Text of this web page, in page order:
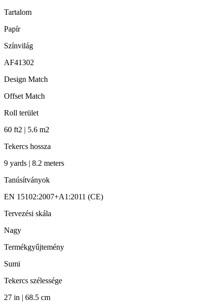
Tartalom
Papír
Színvilág
AF41302
Design Match
Offset Match
Roll terület
60 ft2 | 5.6 m2
Tekercs hossza
9 yards | 8.2 meters
Tanúsítványok
EN 15102:2007+A1:2011 (CE)
Tervezési skála
Nagy
Termékgyűjtemény
Sumi
Tekercs szélessége
27 in | 68.5 cm